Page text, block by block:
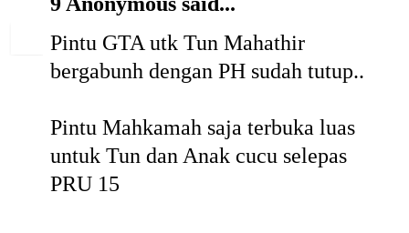
Pintu GTA utk Tun Mahathir
bergabunh dengan PH sudah tutup..
Pintu Mahkamah saja terbuka luas
untuk Tun dan Anak cucu selepas
PRU 15